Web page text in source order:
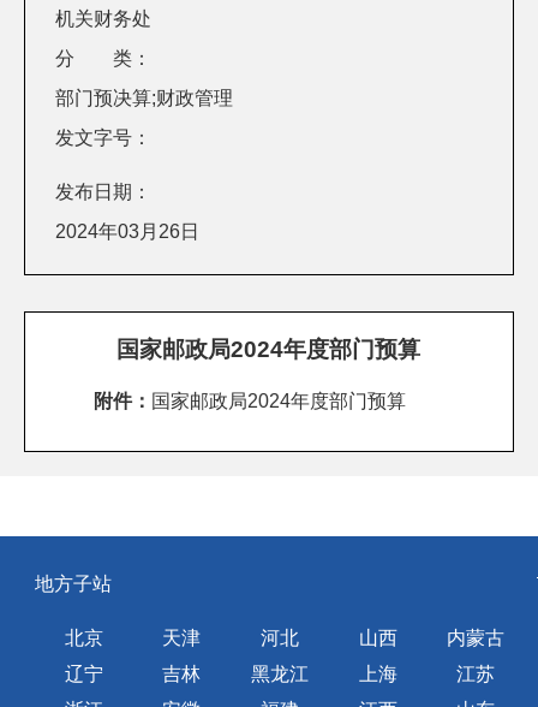
机关财务处
分 类：
部门预决算;财政管理
发文字号：
发布日期：
2024年03月26日
国家邮政局2024年度部门预算
附件： 国家邮政局2024年度部门预算
地方子站
北京 天津 河北 山西
内蒙古
辽宁
吉林 黑龙江 上海
江苏